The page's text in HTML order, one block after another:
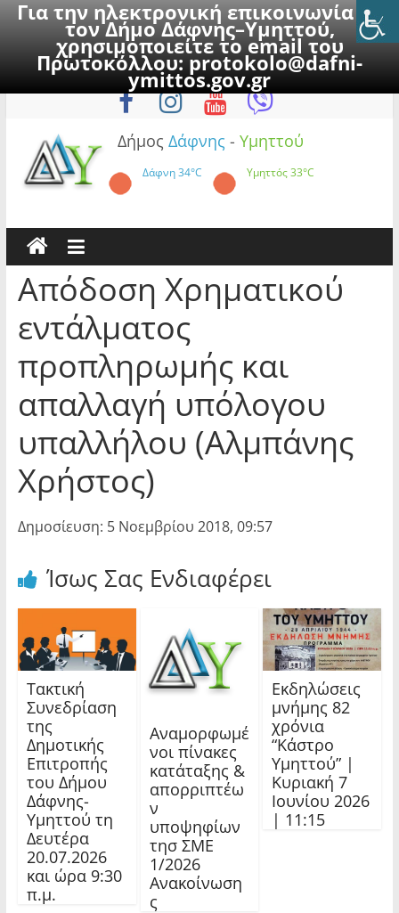
Για την ηλεκτρονική επικοινωνία με
τον Δήμο Δάφνης–Υμηττού,
χρησιμοποιείτε το email του
Πρωτοκόλλου:protokolo@dafni-
ymittos.gov.gr
to
Πέμπτη, 6 Αυγούστου 2026
Δήμος Δάφνης - Υμηττού
Δάφνη34°C Υμηττός33°C
Απόδοση Χρηματικού
εντάλματος
προπληρωμής και
απαλλαγή υπόλογου
υπαλλήλου (Αλμπάνης
Χρήστος)
Δημοσίευση: 5 Νοεμβρίου 2018, 09:57
Ίσως Σας Ενδιαφέρει
Τακτική
Συνεδρίαση
της
Δημοτικής
Επιτροπής
του Δήμου
Δάφνης-
Υμηττού τη
Δευτέρα
20.07.2026
και ώρα 9:30
π.μ.
Αναμορφωμέ
νοι πίνακες
κατάταξης &
απορριπτέω
ν
υποψηφίων
τησ ΣΜΕ
1/2026
Ανακοίνωση
ς
Εκδηλώσεις
μνήμης 82
χρόνια
“Κάστρο
Υμηττού” |
Κυριακή 7
Ιουνίου 2026
| 11:15